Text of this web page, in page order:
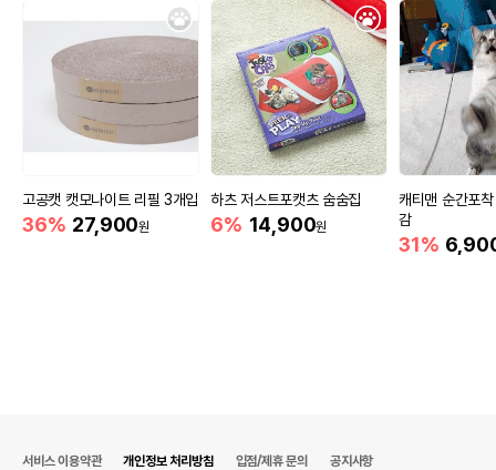
고공캣 캣모나이트 리필 3개입
36% 27,900원
하츠 저스트포캣츠 숨숨집
6% 14,900원
캐티맨 순간포
감
31%
서비스 이용약관 개인정보 처리방침 입점/제휴 문의 공지사항